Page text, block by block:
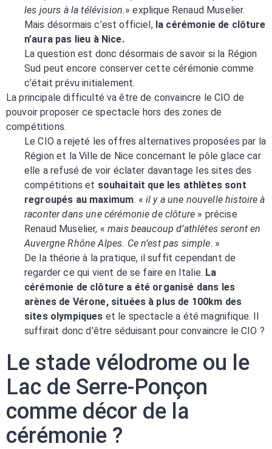
les jours à la télévision.» explique Renaud Muselier.
Mais désormais c’est officiel,la cérémonie de clôture
n’aura pas lieu à Nice.
La question est donc désormais de savoir si la Région
Sud peut encore conserver cette cérémonie comme
c’était prévu initialement.
La principale difficulté va être de convaincre le CIO de
pouvoir proposer ce spectacle hors des zones de
compétitions.
Le CIO a rejeté les offres alternatives proposées par la
Région et la Ville de Nice concernant le pôle glace car
elle a refusé de voir éclater davantage les sites des
compétitions et souhaitait que les athlètes sont
regroupés au maximum. « il y a une nouvelle histoire à
raconter dans une cérémonie de clôture » précise
Renaud Muselier, «mais beaucoup d’athlètes seront en
Auvergne Rhône Alpes. Ce n’est pas simple. »
De la théorie à la pratique, il suffit cependant de
regarder ce qui vient de se faire en Italie. La
cérémonie de clôture a été organisé dans les
arènes de Vérone, situées à plus de 100km des
sites olympiques et le spectacle a été magnifique. Il
suffirait donc d’être séduisant pour convaincre le CIO ?
Le stade vélodrome ou le
Lac de Serre-Ponçon
comme décor de la
cérémonie ?